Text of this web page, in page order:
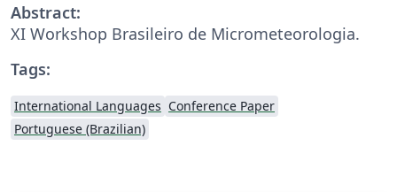
Abstract:
XI Workshop Brasileiro de Micrometeorologia.
Tags:
International Languages Conference Paper
Portuguese (Brazilian)